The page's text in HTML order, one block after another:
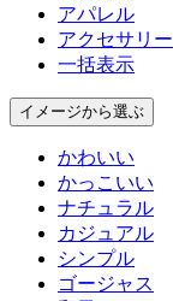
アパレル
アクセサリー
一括表示
イメージから選ぶ
かわいい
かっこいい
ナチュラル
カジュアル
シンプル
ゴージャス